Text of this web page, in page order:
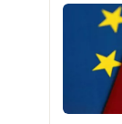
Gentiloni
Ucrânia e
OPEN
Grupo Ion
Alemanha